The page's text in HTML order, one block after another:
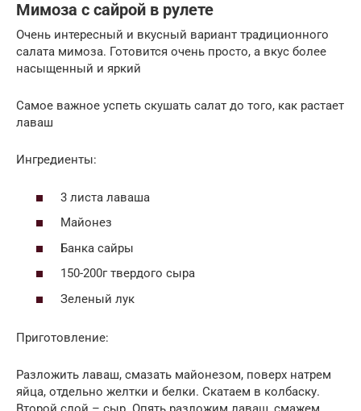
Мимоза с сайрой в рулете
Очень интересный и вкусный вариант традиционного
салата мимоза. Готовится очень просто, а вкус более
насыщенный и яркий
Самое важное успеть скушать салат до того, как растает
лаваш
Ингредиенты:
3 листа лаваша
Майонез
Банка сайры
150-200г твердого сыра
Зеленый лук
Приготовление:
Разложить лаваш, смазать майонезом, поверх натрем
яйца, отдельно желтки и белки. Скатаем в колбаску.